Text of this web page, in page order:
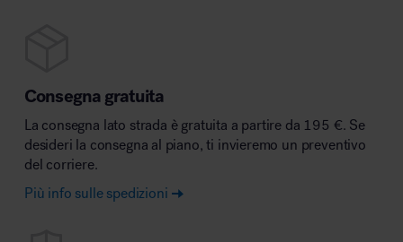
Consegna gratuita
La consegna lato strada è gratuita a partire da 195 €. Se
desideri la consegna al piano, ti invieremo un preventivo
del corriere.
Più info sulle spedizioni